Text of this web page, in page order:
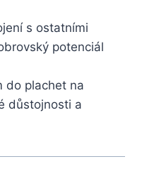
s ostatními
potenciál
do plachet na
důstojnosti a